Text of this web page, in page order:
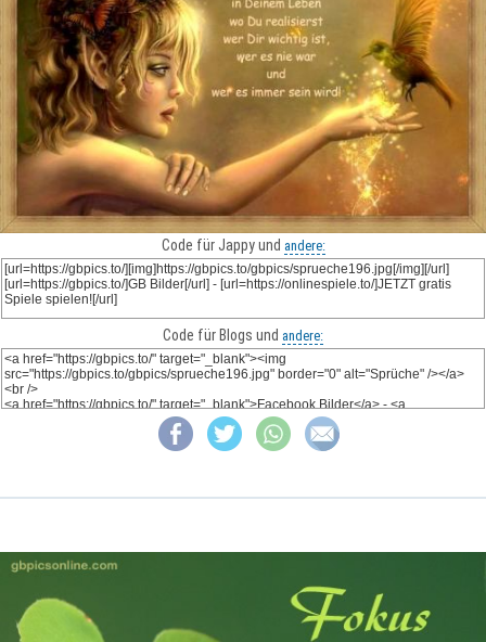
Code für Jappy und andere:
Code für Blogs und andere: